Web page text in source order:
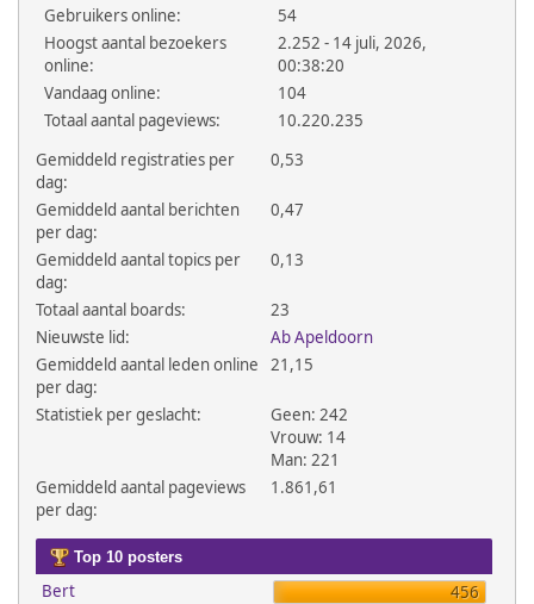
Gebruikers online:
54
Hoogst aantal bezoekers
online:
2.252 - 14 juli, 2026,
00:38:20
Vandaag online:
104
Totaal aantal pageviews:
10.220.235
Gemiddeld registraties per
dag:
0,53
Gemiddeld aantal berichten
per dag:
0,47
Gemiddeld aantal topics per
dag:
0,13
Totaal aantal boards:
23
Nieuwste lid:
Ab Apeldoorn
Gemiddeld aantal leden online
per dag:
21,15
Statistiek per geslacht:
Geen: 242
Vrouw: 14
Man: 221
Gemiddeld aantal pageviews
per dag:
1.861,61
Top 10 posters
Bert
456